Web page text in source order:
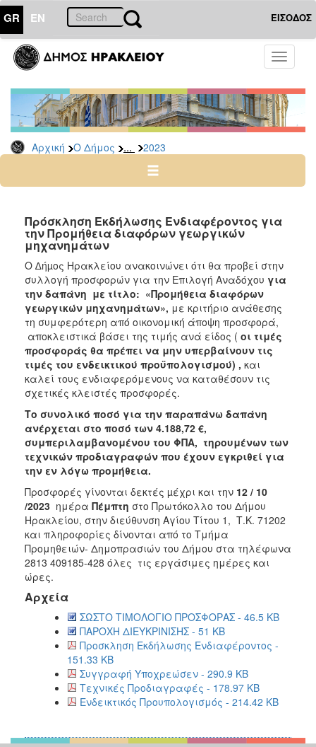
GR EN ΕΙΣΟΔΟΣ
Toggle
Αρχική Ο Δήμος ... 2023
ΔΗΜΟΣ
Διακηρύξεις
-
Δημοπρασίες
Αρχείο
2025
2023
2022
2021
2020
2019
2018
2017
2016
2015
2013
ΤΟΠΟΣ
ΠΟΛΙΤΙΣΜΟΣ
ΑΝΘΕΚΤΙΚΗ
ΠΟΛΗ
Πρόσκληση Εκδήλωσης Ενδιαφέροντος για
την Προμήθεια διαφόρων γεωργικών
μηχανημάτων
Ο ∆ήµος Ηρακλείου ανακοινώνει ότι θα προβεί στην
συλλογή προσφορών για την Επιλογή Αναδόχου για
την δαπάνη με τίτλο: «Προμήθεια διαφόρων
γεωργικών μηχανημάτων», με κριτήριο ανάθεσης
τη συμφερότερη από οικονομική άποψη προσφορά,
αποκλειστικά βάσει της τιμής ανά είδος ( οι τιμές
προσφοράς θα πρέπει να μην υπερβαίνουν τις
τιμές του ενδεικτικού προϋπολογισμού) , και
καλεί τους ενδιαφερόμενους να καταθέσουν τις
σχετικές κλειστές προσφορές.
Το συνολικό ποσό για την παραπάνω δαπάνη
ανέρχεται στο ποσό των 4.188,72 €,
συμπεριλαμβανομένου του ΦΠΑ, τηρουμένων των
τεχνικών προδιαγραφών που έχουν εγκριθεί για
την εν λόγω προμήθεια.
Προσφορές γίνονται δεκτές µέχρι και την 12 / 10
/2023 ημέρα Πέμπτη στο Πρωτόκολλο του Δήμου
Ηρακλείου, στην διεύθυνση Αγίου Τίτου 1, Τ.Κ. 71202
και πληροφορίες δίνονται από το Τμήμα
Προμηθειών- Δημοπρασιών του Δήμου στα τηλέφωνα
2813 409185-428 όλες τις εργάσιμες ημέρες και
ώρες.
Αρχεία
ΣΩΣΤΟ ΤΙΜΟΛΟΓΙΟ ΠΡΟΣΦΟΡΑΣ - 46.5 KB
ΠΑΡΟΧΗ ΔΙΕΥΚΡΙΝΙΣΗΣ - 51 KB
Προσκληση Εκδήλωσης Ενδιαφέροντος -
151.33 KB
Συγγραφή Υποχρεώσεν - 290.9 KB
Τεχνικές Προδιαγραφές - 178.97 KB
Ενδεικτικός Προυπολογισμός - 214.42 KB